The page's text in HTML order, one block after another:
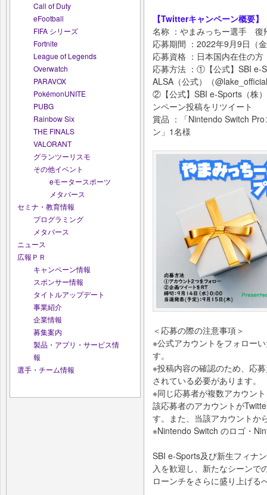
Call of Duty
eFootball
FIFA シリーズ
Fortnite
League of Legends
Overwatch
PARAVOX
PokémonUNITE
PUBG
Rainbow Six
THE FINALS
VALORANT
グランツーリスモ
その他イベント
eモータースポーツ
メタバース
セミナ・教育情報
プログラミング
メタバース
ニュース
広報ＰＲ
キャンペーン情報
スポンサー情報
タイトルアップデート
事業紹介
企業情報
募集案内
製品・アプリ・サービス情
報
選手・チーム情報
【Twitterキャンペーン概要】
名称 ：やまみっちー選手 復
応募期間 ：2022年9月9日（
応募資格 ：日本国内在住の方
応募方法 ：①【公式】SBI e-
ALSA（公式）（
②【公式】SBI e-Sports（株
ンペーン投稿をリツイート
賞品 ：「Nintendo Switch
ン」1名様
＜応募の際の注意事項＞
※公式アカウントをフォロー
す。
※投稿内容の確認のため、応
されている必要があります。
※同じ応募者が複数アカウン
該応募者のアカウントが
す。また、当該アカウントか
※Nintendo Switch のロゴ・
SBI e-Sports及び新生フィナ
入を歓迎し、新たなシーンで
ローンチをさらに盛り上げる